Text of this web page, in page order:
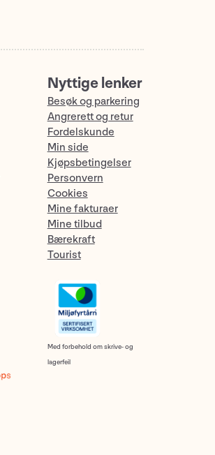
Nyttige lenker
Besøk og parkering
Angrerett og retur
Fordelskunde
Min side
Kjøpsbetingelser
Personvern
Cookies
Mine fakturaer
Mine tilbud
Bærekraft
Tourist
Med forbehold om skrive- og
lagerfeil